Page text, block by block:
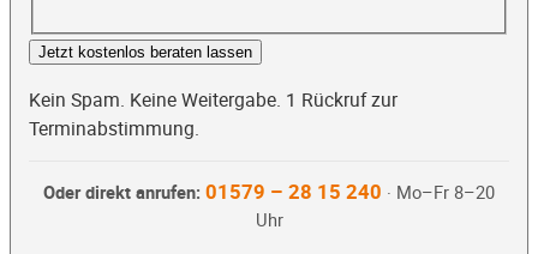
Jetzt kostenlos beraten lassen
Kein Spam. Keine Weitergabe. 1 Rückruf zur
Terminabstimmung.
Oder direkt anrufen: 01579 – 28 15 240 · Mo–Fr 8–20
Uhr